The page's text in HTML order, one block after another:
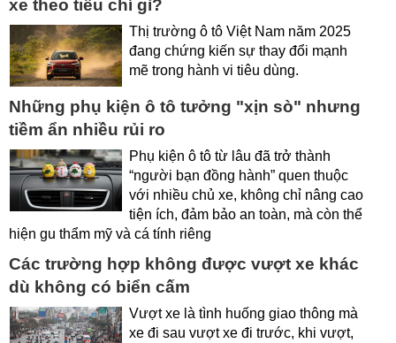
xe theo tiêu chí gì?
Thị trường ô tô Việt Nam năm 2025
đang chứng kiến sự thay đổi mạnh
mẽ trong hành vi tiêu dùng.
Những phụ kiện ô tô tưởng "xịn sò" nhưng
tiềm ẩn nhiều rủi ro
Phụ kiện ô tô từ lâu đã trở thành
“người bạn đồng hành” quen thuộc
với nhiều chủ xe, không chỉ nâng cao
tiện ích, đảm bảo an toàn, mà còn thể
hiện gu thẩm mỹ và cá tính riêng
Các trường hợp không được vượt xe khác
dù không có biển cấm
Vượt xe là tình huống giao thông mà
xe đi sau vượt xe đi trước, khi vượt,